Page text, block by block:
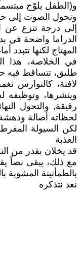
و(الطفل يلوّح
وتحول الصوت إلى
إلى درجة تنزع عن
الدراما واضحة في
المهتاج لكنها
في الخلاصة،
طليق، تتساقط فيه
لافتة، كالنوارس
وينشرها،
رقيقة, والتحول
لحظاته أصالة
لكن السيولة
العذبة
قد يخلان بقدر من
مع ذلك، يبقى نصاً
بالطمأنينة
نعد نتذكره